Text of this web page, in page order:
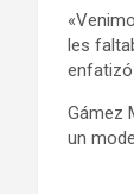
les
enfatizó
Gámez
un